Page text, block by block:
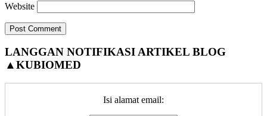
Website
Primary
Sidebar
LANGGAN NOTIFIKASI ARTIKEL BLOG
▲KUBIOMED
Isi alamat email: